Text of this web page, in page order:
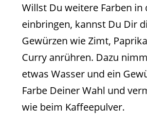
Willst Du weitere Farben in
einbringen, kannst Du Dir
Gewürzen wie Zimt,
Curry anrühren. Dazu
etwas Wasser und ein
Farbe Deiner Wahl und
wie beim Kaffeepulver.